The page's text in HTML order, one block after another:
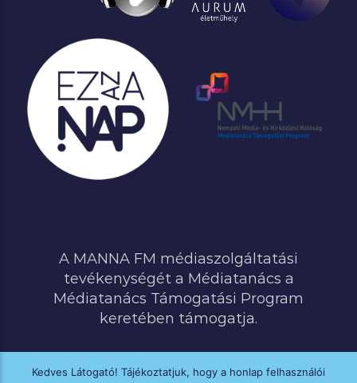
A MANNA FM médiaszolgáltatási
tevékenységét a Médiatanács a
Médiatanács Támogatási Program
keretében támogatja.
Kedves Látogató! Tájékoztatjuk, hogy a honlap felhasználói